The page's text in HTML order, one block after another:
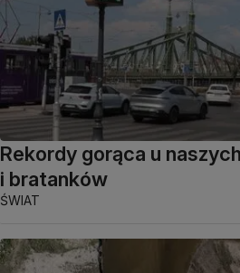
Rekordy gorąca u
i bratanków
ŚWIAT